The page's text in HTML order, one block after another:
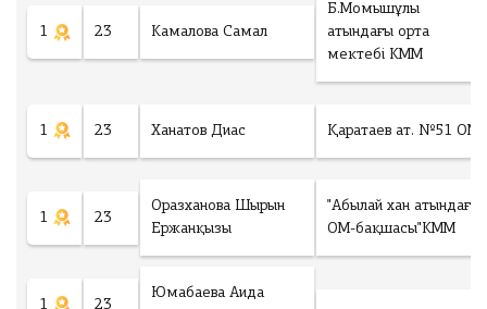
1 23 Камалова Самал
Б.Момышұлы
атындағы орта
мектебі КММ
1 23 Ханатов Диас Қаратаев ат. №51 ОМ
1 23
Оразханова Шырын
Ержанқызы
"Абылай хан атындағы
ОМ-бақшасы"КММ
1 23
Юмабаева Аида
Төлеу